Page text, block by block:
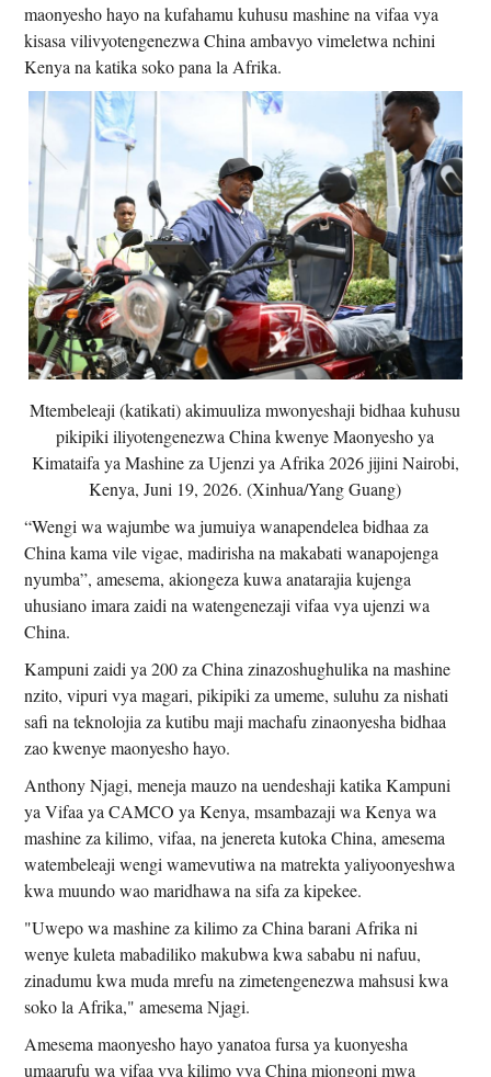
maonyesho hayo na kufahamu kuhusu mashine na vifaa vya
kisasa vilivyotengenezwa China ambavyo vimeletwa nchini
Kenya na katika soko pana la Afrika.
Mtembeleaji (katikati) akimuuliza mwonyeshaji bidhaa kuhusu
pikipiki iliyotengenezwa China kwenye Maonyesho ya
Kimataifa ya Mashine za Ujenzi ya Afrika 2026 jijini Nairobi,
Kenya, Juni 19, 2026. (Xinhua/Yang Guang)
“Wengi wa wajumbe wa jumuiya wanapendelea bidhaa za
China kama vile vigae, madirisha na makabati wanapojenga
nyumba”, amesema, akiongeza kuwa anatarajia kujenga
uhusiano imara zaidi na watengenezaji vifaa vya ujenzi wa
China.
Kampuni zaidi ya 200 za China zinazoshughulika na mashine
nzito, vipuri vya magari, pikipiki za umeme, suluhu za nishati
safi na teknolojia za kutibu maji machafu zinaonyesha bidhaa
zao kwenye maonyesho hayo.
Anthony Njagi, meneja mauzo na uendeshaji katika Kampuni
ya Vifaa ya CAMCO ya Kenya, msambazaji wa Kenya wa
mashine za kilimo, vifaa, na jenereta kutoka China, amesema
watembeleaji wengi wamevutiwa na matrekta yaliyoonyeshwa
kwa muundo wao maridhawa na sifa za kipekee.
"Uwepo wa mashine za kilimo za China barani Afrika ni
wenye kuleta mabadiliko makubwa kwa sababu ni nafuu,
zinadumu kwa muda mrefu na zimetengenezwa mahsusi kwa
soko la Afrika," amesema Njagi.
Amesema maonyesho hayo yanatoa fursa ya kuonyesha
umaarufu wa vifaa vya kilimo vya China miongoni mwa